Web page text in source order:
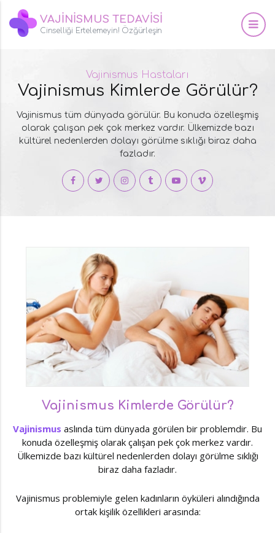
VAJİNİSMUS TEDAVİSİ
Cinselliği Ertelemeyin! Özğürleşin
Vajinismus Hastaları
Vajinismus Kimlerde Görülür?
Vajinismus tüm dünyada görülür. Bu konuda özelleşmiş
olarak çalışan pek çok merkez vardır. Ülkemizde bazı
kültürel nedenlerden dolayı görülme sıklığı biraz daha
fazladır.
Vajinismus Kimlerde Görülür?
Vajinismus aslında tüm dünyada görülen bir problemdir. Bu
konuda özelleşmiş olarak çalışan pek çok merkez vardır.
Ülkemizde bazı kültürel nedenlerden dolayı görülme sıklığı
biraz daha fazladır.
Vajinismus problemiyle gelen kadınların öyküleri alındığında
ortak kişilik özellikleri arasında: